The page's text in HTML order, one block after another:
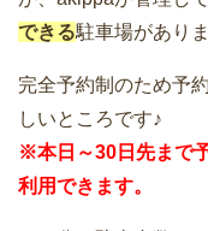
できる駐車場がありま
完全予約制のため予
しいところです♪
※本日～30日先まで
利用できます。